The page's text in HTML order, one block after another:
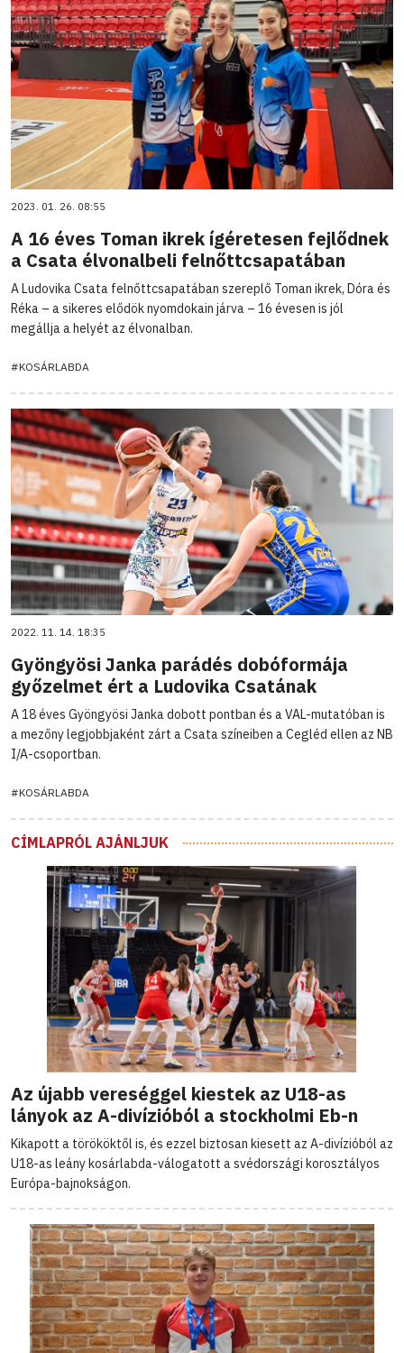
2023. 01. 26. 08:55
A 16 éves Toman ikrek ígéretesen fejlődnek
a Csata élvonalbeli felnőttcsapatában
A Ludovika Csata felnőttcsapatában szereplő Toman ikrek, Dóra és
Réka – a sikeres elődök nyomdokain járva – 16 évesen is jól
megállja a helyét az élvonalban.
#KOSÁRLABDA
2022. 11. 14. 18:35
Gyöngyösi Janka parádés dobóformája
győzelmet ért a Ludovika Csatának
A 18 éves Gyöngyösi Janka dobott pontban és a VAL-mutatóban is
a mezőny legjobbjaként zárt a Csata színeiben a Cegléd ellen az NB
I/A-csoportban.
#KOSÁRLABDA
CÍMLAPRÓL AJÁNLJUK
Az újabb vereséggel kiestek az U18-as
lányok az A-divízióból a stockholmi Eb-n
Kikapott a törököktől is, és ezzel biztosan kiesett az A-divízióból az
U18-as leány kosárlabda-válogatott a svédországi korosztályos
Európa-bajnokságon.